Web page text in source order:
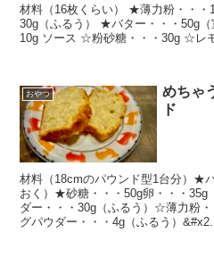
材料（16枚くらい） ★薄力粉・・・
30g（ふるう） ★バター・・・50g（
10g ソース ☆粉砂糖・・・30g ☆レ
おやつ
めちゃ
ド
材料（18cmのパウンド型1台分）★
おく）★砂糖・・・50g卵・・・35g
ダー・・・30g（ふるう）☆薄力粉
グパウダー・・・4g（ふるう）&#x2...